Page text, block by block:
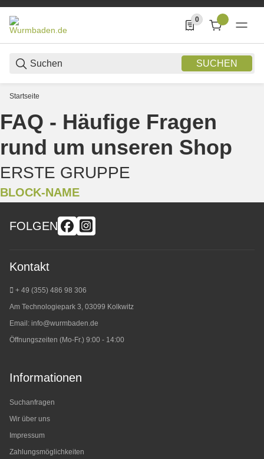
SUCHEN
0
0 Produkte in der
Startseite
Ihr Online-Angel-Shop
FAQ - Häufige Fragen
rund um unseren Shop
ERSTE GRUPPE
BLOCK-NAME
FOLGEN
Kontakt
+ 49 (355) 486 98 306
Am Technologiepark 3, 03099 Kolkwitz
Email: info@wurmbaden.de
Öffnungszeiten (Mo-Fr.) 9:00 - 14:00
Informationen
Suchanfragen
Wir über uns
Impressum
Zahlungsmöglichkeiten